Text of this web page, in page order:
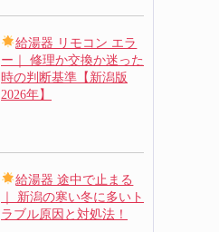
給湯器 リモコン エラ
ー｜ 修理か交換か迷った
時の判断基準【新潟版
2026年】
給湯器 途中で止まる
｜ 新潟の寒い冬に多いト
ラブル原因と対処法！